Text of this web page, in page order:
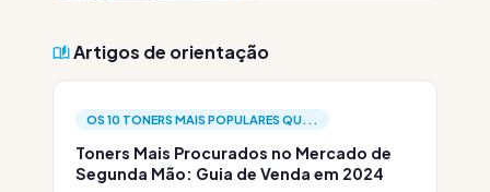
Artigos de orientação
OS 10 TONERS MAIS POPULARES QU...
Toners Mais Procurados no Mercado de
Segunda Mão: Guia de Venda em 2024